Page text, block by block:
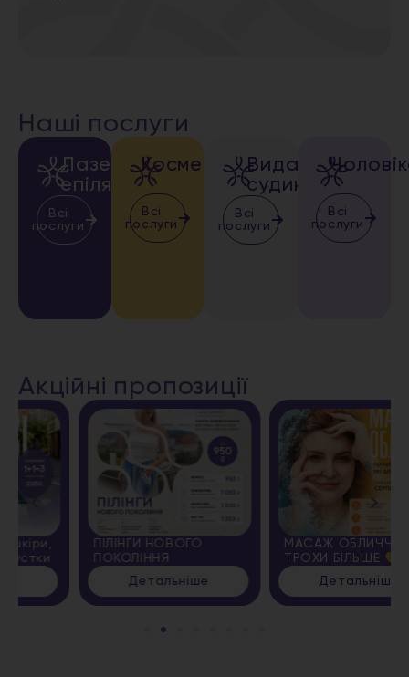
Наші послуги
Лазерна
епіляція
Всі
послуги
Косметологія
Всі
послуги
Видалення
судин
Всі
послуги
Всі
послуги
Акційні пропозиції
ПІЛІНГИ НОВОГО
ПОКОЛІННЯ
Детальніше
МАСАЖ ОБЛИЧЧЯ + ЩЕ
ТРОХИ БІЛЬШЕ
Детальніше